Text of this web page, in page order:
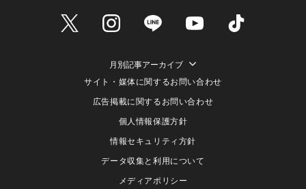
月別記事アーカイブ
サイト・媒体に関するお問い合わせ
広告掲載に関するお問い合わせ
個人情報保護方針
情報セキュリティ方針
データ収集と利用について
メディアポリシー